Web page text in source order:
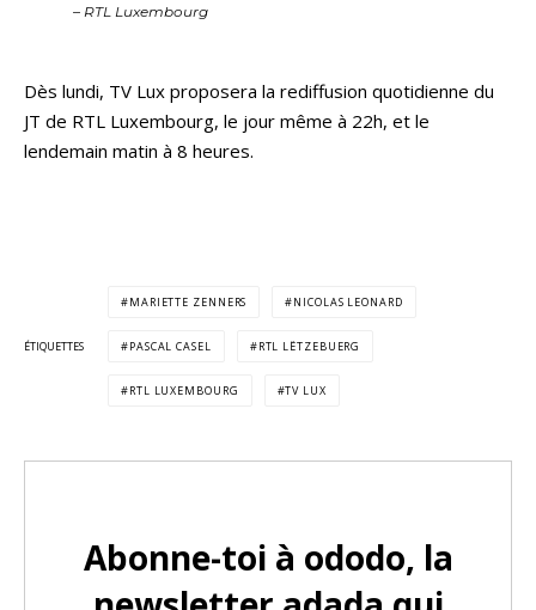
– RTL Luxembourg
Dès lundi, TV Lux proposera la rediffusion quotidienne du
JT de RTL Luxembourg, le jour même à 22h, et le
lendemain matin à 8 heures.
ÉTIQUETTES
MARIETTE ZENNERS NICOLAS LEONARD
PASCAL CASEL RTL LËTZEBUERG
RTL LUXEMBOURG TV LUX